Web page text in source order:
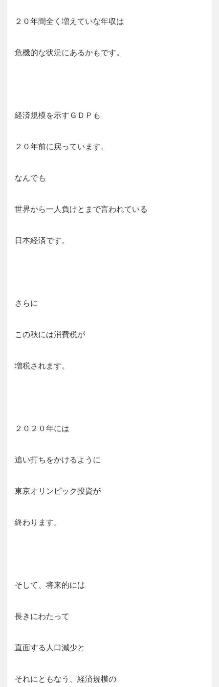
２０年間全く増えていな年収は
危機的な状況にあるかもです。
経済規模を示すＧＤＰも
２０年前に戻っています。
なんでも
世界から一人負けとまで言われている
日本経済です。
さらに
この秋には消費税が
増税されます。
２０２０年には
追い打ちをかけるように
東京オリンピック投資が
終わります。
そして、将来的には
長きにわたって
直面する人口減少と
それにともなう、経済規模の